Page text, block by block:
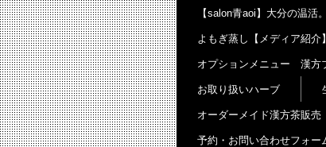
【salon青aoi】大分の温活
よもぎ蒸し【メディア紹介】
オプションメニュー 漢方
お取り扱いハーブ
オーダーメイド漢方茶販売
予約・お問い合わせフォー